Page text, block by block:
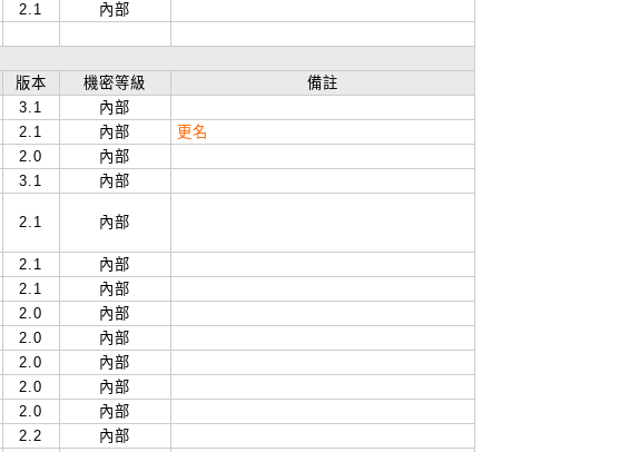
2.1 內部
版本 機密等級
備註
3.1
內部
2.1 內部
更名
2.0
內部
3.1 內部
2.1 內部
2.1
內部
2.1
內部
2.0
內部
2.0
內部
2.0
內部
2.0
內部
2.0
內部
2.2 內部